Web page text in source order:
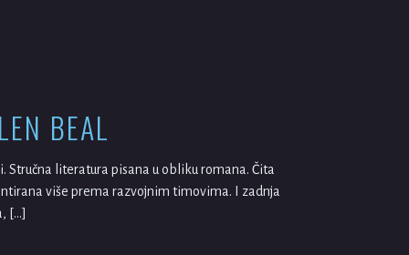
BEAL
literatura pisana u obliku romana. Čita
više prema razvojnim timovima. I zadnja
[…]